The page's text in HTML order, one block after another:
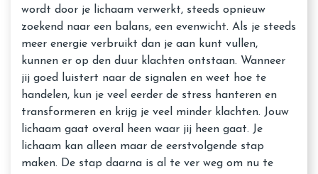
wordt door je lichaam verwerkt, steeds opnieuw
zoekend naar een balans, een evenwicht. Als je steeds
meer energie verbruikt dan je aan kunt vullen,
kunnen er op den duur klachten ontstaan. Wanneer
jij goed luistert naar de signalen en weet hoe te
handelen, kun je veel eerder de stress hanteren en
transformeren en krijg je veel minder klachten. Jouw
lichaam gaat overal heen waar jij heen gaat. Je
lichaam kan alleen maar de eerstvolgende stap
maken. De stap daarna is al te ver weg om nu te